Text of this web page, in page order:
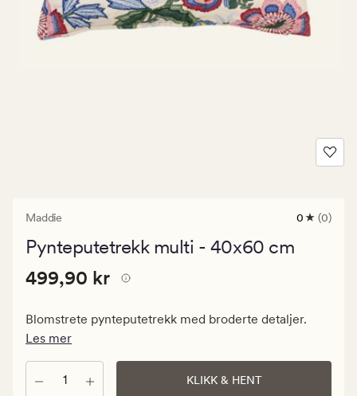
Maddie
0
0 (0)
Pynteputetrekk multi - 40x60 cm
Pris
499,90
pris
499,90
kr
Pris 499,90 kr
499,90 kr
Blomstrete pynteputetrekk med broderte detaljer.
Les mer
Antall KLIKK & HENT